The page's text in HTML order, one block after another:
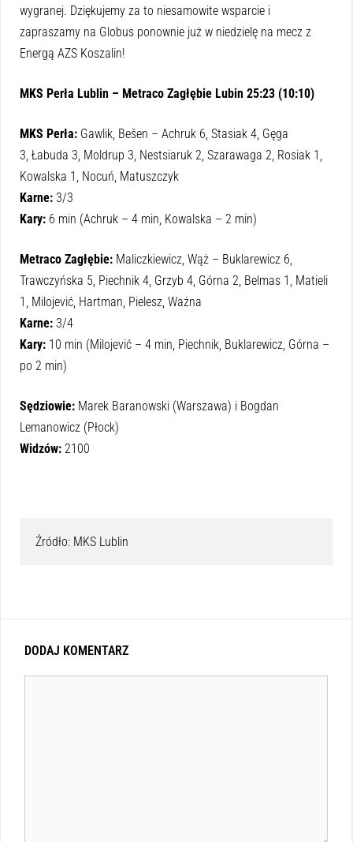
wygranej. Dziękujemy za to niesamowite wsparcie i
zapraszamy na Globus ponownie już w niedzielę na mecz z
Energą AZS Koszalin!
MKS Perła Lublin – Metraco Zagłębie Lubin 25:23 (10:10)
MKS Perła: Gawlik, Bešen – Achruk 6, Stasiak 4, Gęga
3, Łabuda 3, Moldrup 3, Nestsiaruk 2, Szarawaga 2, Rosiak 1,
Kowalska 1, Nocuń, Matuszczyk
Karne: 3/3
Kary: 6 min (Achruk – 4 min, Kowalska – 2 min)
Metraco Zagłębie: Maliczkiewicz, Wąż – Buklarewicz 6,
Trawczyńska 5, Piechnik 4, Grzyb 4, Górna 2, Belmas 1, Matieli
1, Milojević, Hartman, Pielesz, Ważna
Karne: 3/4
Kary: 10 min (Milojević – 4 min, Piechnik, Buklarewicz, Górna –
po 2 min)
Sędziowie: Marek Baranowski (Warszawa) i Bogdan
Lemanowicz (Płock)
Widzów: 2100
Źródło: MKS Lublin
DODAJ KOMENTARZ